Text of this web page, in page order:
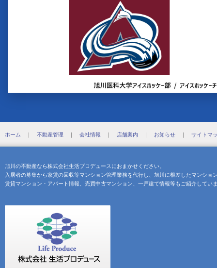
ホーム 不動産管理 会社情報 店舗案内 お知らせ サイトマ
旭川の不動産なら株式会社生活プロデュースにおまかせください。
入居者の募集から家賃の回収等マンション管理業務を代行し、旭川に根差したマンショ
賃貸マンション・アパート情報、売買中古マンション、一戸建て情報等もご紹介してい